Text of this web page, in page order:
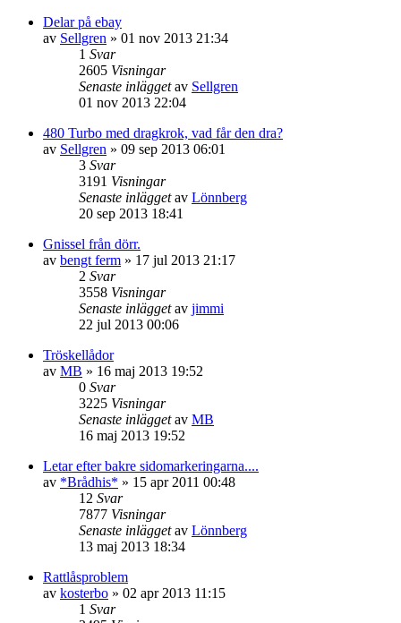
Delar på ebay
av Sellgren » 01 nov 2013 21:34
1 Svar
2605 Visningar
Senaste inläggetav Sellgren
01 nov 2013 22:04
480 Turbo med dragkrok, vad får den dra?
av Sellgren » 09 sep 2013 06:01
3 Svar
3191 Visningar
Senaste inläggetav Lönnberg
20 sep 2013 18:41
Gnissel från dörr.
av bengt ferm » 17 jul 2013 21:17
2 Svar
3558 Visningar
Senaste inläggetav jimmi
22 jul 2013 00:06
Tröskellådor
av MB » 16 maj 2013 19:52
0 Svar
3225 Visningar
Senaste inläggetav MB
16 maj 2013 19:52
Letar efter bakre sidomarkeringarna....
av *Brådhis* » 15 apr 2011 00:48
12 Svar
7877 Visningar
Senaste inläggetav Lönnberg
13 maj 2013 18:34
Rattlåsproblem
av kosterbo » 02 apr 2013 11:15
1 Svar